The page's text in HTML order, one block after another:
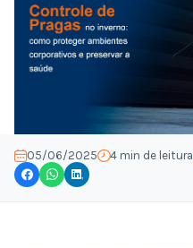
05/06/2025 4 min de leitura